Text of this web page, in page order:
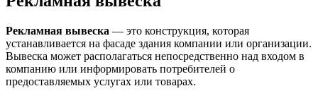
Рекламная вывеска — это конструкция, которая
устанавливается на фасаде здания компании или организации.
Вывеска может располагаться непосредственно над входом в
компанию или информировать потребителей о
предоставляемых услугах или товарах.